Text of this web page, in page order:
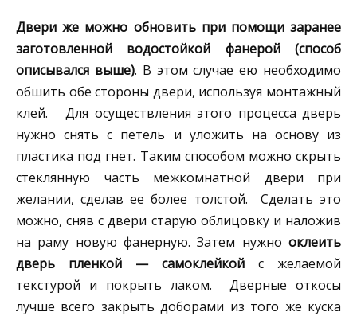
Двери же можно обновить при помощи заранее
заготовленной водостойкой фанерой (способ
описывался выше). В этом случае ею необходимо
обшить обе стороны двери, используя монтажный
клей. Для осуществления этого процесса дверь
нужно снять с петель и уложить на основу из
пластика под гнет. Таким способом можно скрыть
стеклянную часть межкомнатной двери при
желании, сделав ее более толстой. Сделать это
можно, сняв с двери старую облицовку и наложив
на раму новую фанерную. Затем нужно оклеить
дверь пленкой — самоклейкой с желаемой
текстурой и покрыть лаком. Дверные откосы
лучше всего закрыть доборами из того же куска